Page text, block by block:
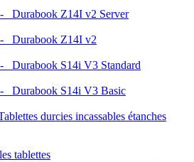
Durabook Z14I v2 Server
Durabook Z14I v2
Durabook S14i V3 Standard
Durabook S14i V3 Basic
tablettes